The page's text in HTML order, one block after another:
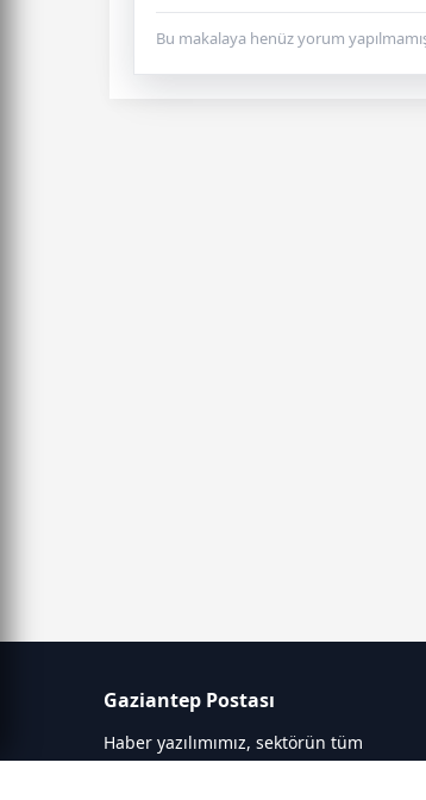
Bu makalaya henüz yorum
Gaziantep Postası
Haber yazılımımız, sektörün tüm
ihtiyaçlarını karşılayacak şekilde